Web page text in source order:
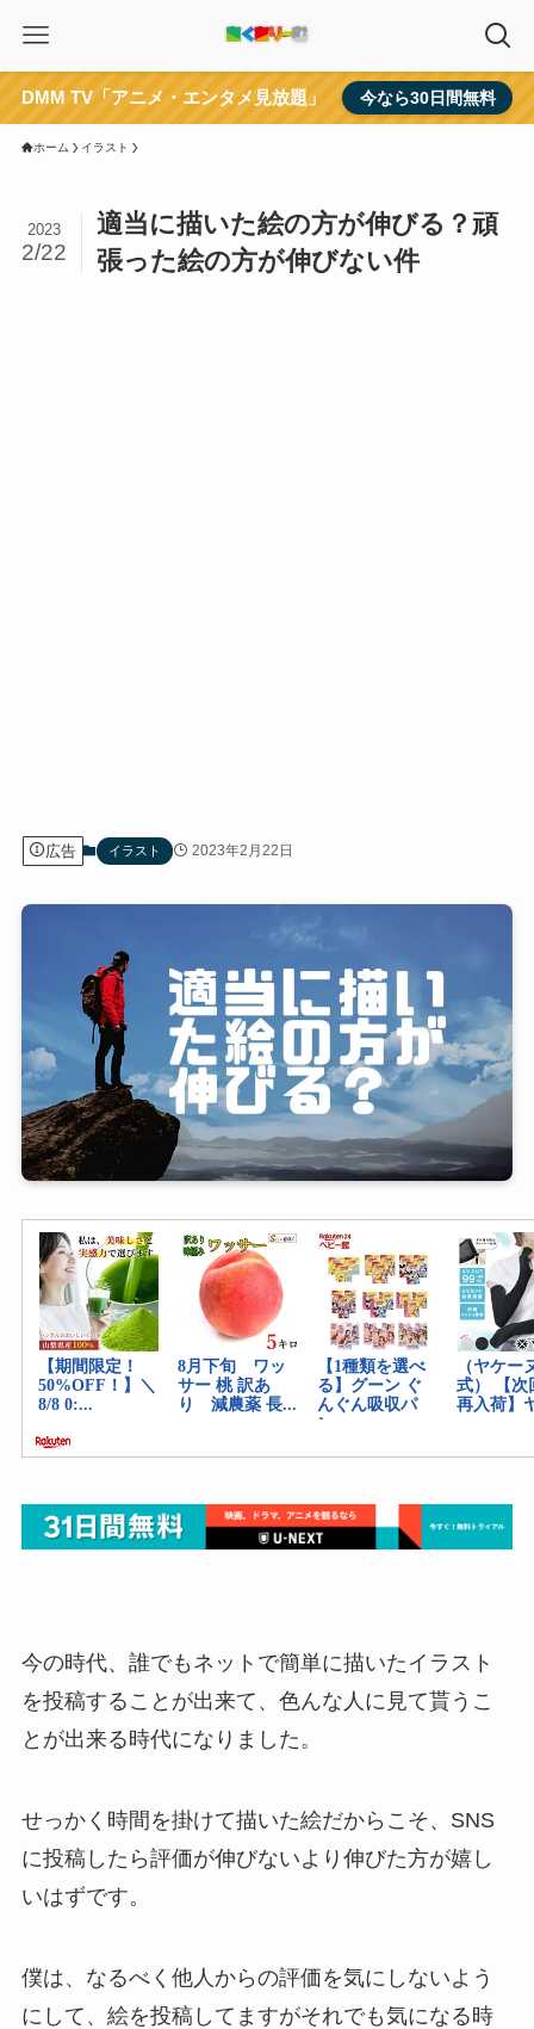
DMM TV「アニメ・エンタメ見放題」 今なら30日間無料
ホーム イラスト
適当に描いた絵の方が伸びる？頑
張った絵の方が伸びない件
2023
2/22
広告 イラスト 2023年2月22日
今の時代、誰でもネットで簡単に描いたイラスト
を投稿することが出来て、色んな人に見て貰うこ
とが出来る時代になりました。
せっかく時間を掛けて描いた絵だからこそ、SNS
に投稿したら評価が伸びないより伸びた方が嬉し
いはずです。
僕は、なるべく他人からの評価を気にしないよう
にして、絵を投稿してますがそれでも気になる時